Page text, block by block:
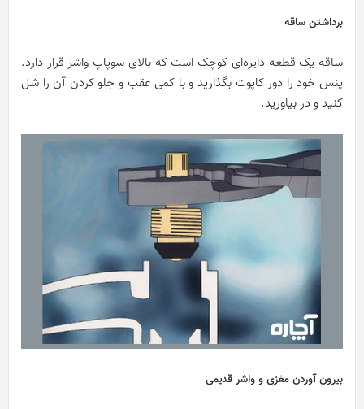
برداشتن ساقه
ساقه یک قطعه دایره‌ای کوچک است که بالای سوپاپ واشر قرار دارد.
پنس خود را دور کاپوت بگذارید و با کمی عقب و جلو کردن آن را شل
کنید و در بیاورید.
بیرون آوردن مغزی و واشر قدیمی